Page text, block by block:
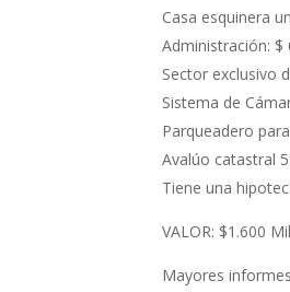
Casa esquinera
Administración: $
Sector exclusivo
Sistema de
Parqueadero
Avalúo catastral
Tiene una
VALOR: $1.600
Mayores